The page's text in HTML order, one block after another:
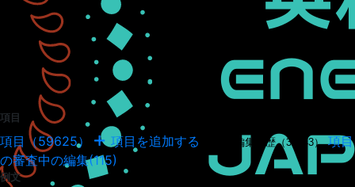
項目
項目（59625） 項目を追加する 項目の編集履歴（34943） 項目
の審査中の編集(115)
例文